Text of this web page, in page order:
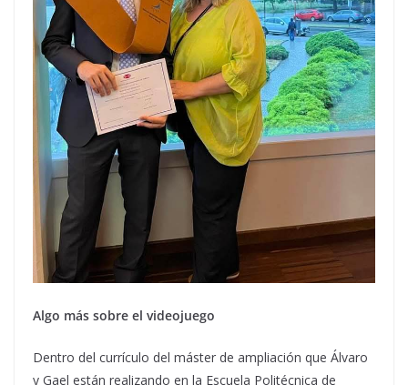
Algo más sobre el videojuego
Dentro del currículo del máster de ampliación que Álvaro
y Gael están realizando en la Escuela Politécnica de